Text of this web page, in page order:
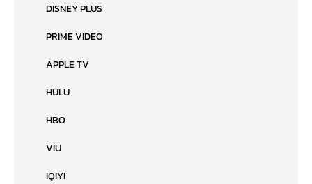
DISNEY PLUS
PRIME VIDEO
APPLE TV
HULU
HBO
VIU
IQIYI